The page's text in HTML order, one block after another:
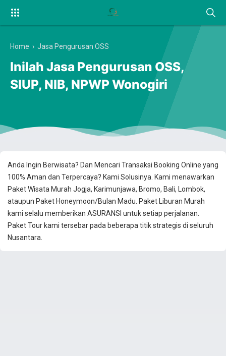
Anda Ingin Berwisata? Dan Mencari Transaksi Booking Online yang
100% Aman dan Terpercaya? Kami Solusinya. Kami menawarkan
Paket Wisata Murah Jogja, Karimunjawa, Bromo, Bali, Lombok,
ataupun Paket Honeymoon/Bulan Madu. Paket Liburan Murah
kami selalu memberikan ASURANSI untuk setiap perjalanan.
Paket Tour kami tersebar pada beberapa titik strategis di seluruh
Nusantara.
Home › Jasa Pengurusan OSS
Inilah Jasa Pengurusan OSS,
SIUP, NIB, NPWP Wonogiri